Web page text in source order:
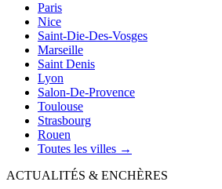
Paris
Nice
Saint-Die-Des-Vosges
Marseille
Saint Denis
Lyon
Salon-De-Provence
Toulouse
Strasbourg
Rouen
Toutes les villes →
ACTUALITÉS & ENCHÈRES